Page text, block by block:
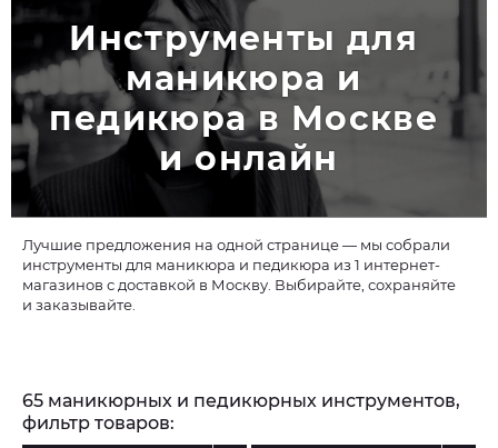
Инструменты для
маникюра и
педикюра в Москве
и онлайн
Лучшие предложения на одной странице — мы собрали
инструменты для маникюра и педикюра из 1 интернет-
магазинов с доставкой в Москву. Выбирайте, сохраняйте
и заказывайте.
65 маникюрных и педикюрных инструментов,
фильтр товаров: